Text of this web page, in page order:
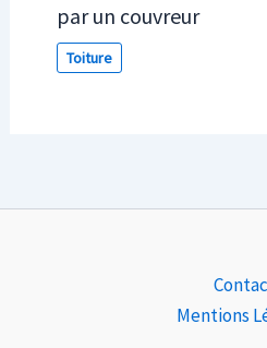
par un couvreur
Toiture
Mentions